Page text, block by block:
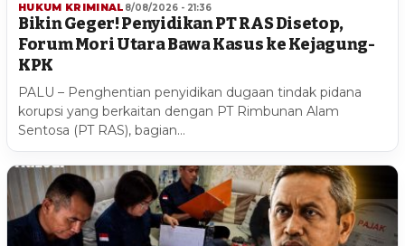
HUKUM KRIMINAL 8/08/2026 - 21:36
Bikin Geger! Penyidikan PT RAS Disetop,
Forum Mori Utara Bawa Kasus ke Kejagung-
KPK
PALU – Penghentian penyidikan dugaan tindak pidana
korupsi yang berkaitan dengan PT Rimbunan Alam
Sentosa (PT RAS), bagian…